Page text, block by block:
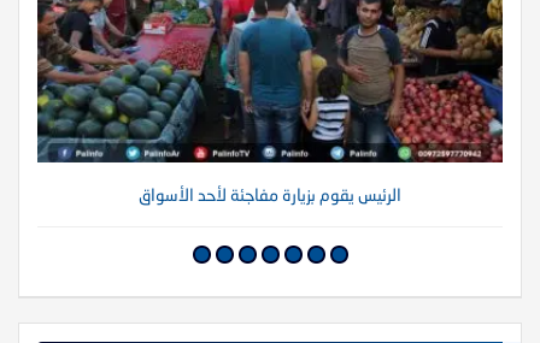
الرئيس يقوم بزيارة مفاجئة لأحد الأسواق